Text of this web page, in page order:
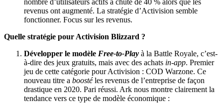
nombre d’utilisateurs actifs a chuté de 40 % alors que les
revenus ont augmenté. La stratégie d’Activision semble
fonctionner. Focus sur les revenus.
Quelle stratégie pour Activision Blizzard ?
Développer le modèle Free-to-Play à la Battle Royale, c’est-
à-dire des jeux gratuits, mais avec des achats in-app. Premier
jeu de cette catégorie pour Activision : COD Warzone. Ce
nouveau titre a boostéles revenus de l’entreprise de façon
drastique en 2020. Pari réussi. Ark nous montre clairement la
tendance vers ce type de modèle économique :